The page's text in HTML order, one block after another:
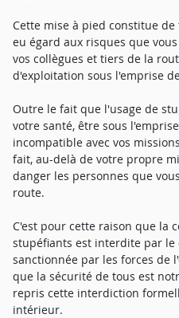
Cette mise à pied constitue
eu égard aux risques que
vos collègues et tiers de la
d'exploitation sous l'emprise
Outre le fait que l'usage de
votre santé, être sous
incompatible avec vos
fait, au-delà de votre propre
danger les personnes que
route.
C'est pour cette raison que la
stupéfiants est interdite par le
sanctionnée par les forces de
que la sécurité de tous est
repris cette interdiction
intérieur.